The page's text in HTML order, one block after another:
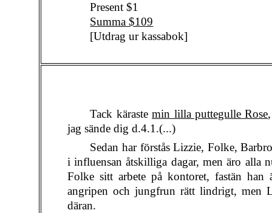
Present $1
Summa $109
[Utdrag ur kassabok]
Tack kärastemin lilla puttegulle Rose
jag sände dig d.4.1.(...)
Sedan har förstås Lizzie, Folke,
i influensan åtskilliga dagar, men äro alla
Folke sitt arbete på kontoret, fastän
angripen och jungfrun rätt lindrigt, men
däran.